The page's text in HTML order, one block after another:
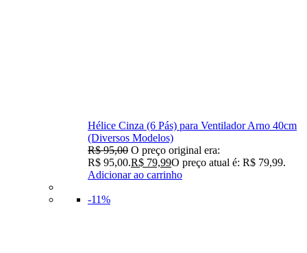
Hélice Cinza (6 Pás) para Ventilador Arno 40cm
(Diversos Modelos)
R$95,00 O preço original era:
R$ 95,00.R$ 79,99O preço atual é: R$ 79,99.
Adicionar ao carrinho
-11%